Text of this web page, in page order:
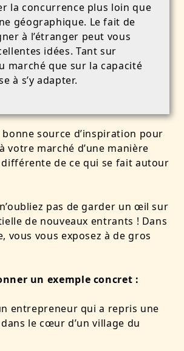
la concurrence plus loin que
géographique. Le fait de
à l’étranger peut vous
idées. Tant sur
marché que sur la capacité
à s’y adapter.
bonne source d’inspiration pour
votre marché d’une manière
de ce qui se fait autour
pas de garder un œil sur
de nouveaux entrants ! Dans
vous vous exposez à de gros
un exemple concret :
entrepreneur qui a repris une
le cœur d’un village du